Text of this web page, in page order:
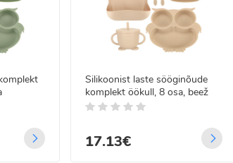
leiate kõik vajaliku teie beebi söömisele — alates
üle Eesti.
ja kvaliteetset valikut – valige toiduandmise
/5
Silikoonist laste sööginõude
komplekt öökull, 8 osa, beež
17.13€